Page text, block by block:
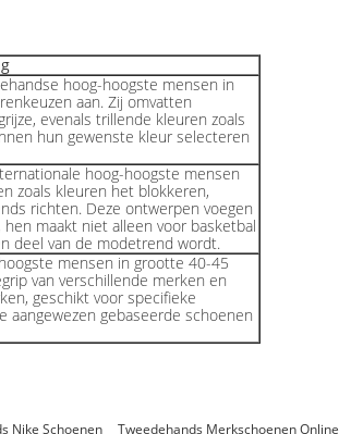
hoog-hoogste mensen in
aan. Zij omvatten
evenals trillende kleuren zoals
hun gewenste kleur selecteren
hoog-hoogste mensen
zoals kleuren het blokkeren,
richten. Deze ontwerpen voegen
maakt niet alleen voor basketbal
deel van de modetrend wordt.
mensen in grootte 40-45
van verschillende merken en
geschikt voor specifieke
gebaseerde schoenen
Nike Schoenen Tweedehands Merkschoenen